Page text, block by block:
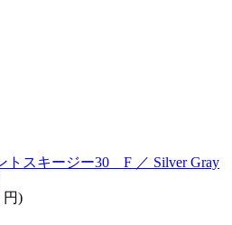
トスキージー30 F ／ Silver Gray
円)